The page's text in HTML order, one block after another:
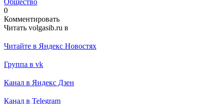
0
Комментировать
Читать volgasib.ru в
Читайте в Яндекс Новостях
Группа в vk
Канал в Яндекс Дзен
Канал в Telegram